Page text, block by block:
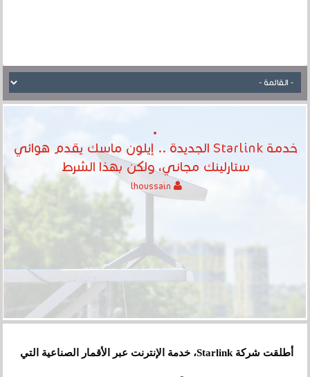
خدمة Starlink الجديدة .. إيلون ماسك يقدم هوائي
ستارلينك مجاني، ولكن بهذا الشرط
أطلقت شركة Starlink، خدمة الإنترنت عبر الأقمار الصناعية التي